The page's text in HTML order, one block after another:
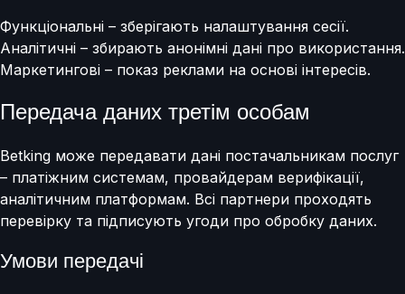
Функціональні – зберігають налаштування сесії.
Аналітичні – збирають анонімні дані про використання.
Маркетингові – показ реклами на основі інтересів.
Передача даних третім особам
Betking може передавати дані постачальникам послуг
– платіжним системам, провайдерам верифікації,
аналітичним платформам. Всі партнери проходять
перевірку та підписують угоди про обробку даних.
Умови передачі